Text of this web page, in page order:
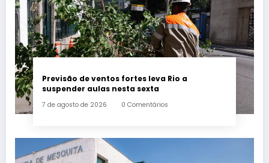
Previsão de ventos fortes leva Rio a
suspender aulas nesta sexta
7 de agosto de 2026 0 Comentários